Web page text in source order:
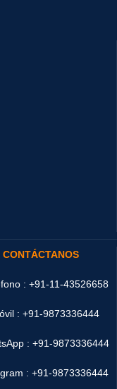
CONTÁCTANOS
: +91-11-43526658
: +91-9873336444
:+91-9873336444
: +91-9873336444